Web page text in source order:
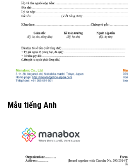
Mẫu tiếng Anh